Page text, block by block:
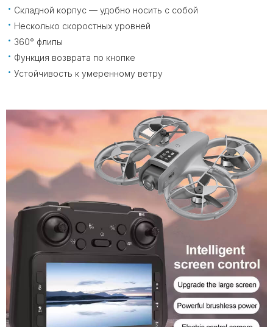
Складной корпус — удобно носить с собой
Несколько скоростных уровней
360° флипы
Функция возврата по кнопке
Устойчивость к умеренному ветру